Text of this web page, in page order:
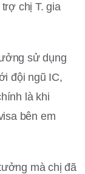
chị T. gia
sử dụng
đội ngũ IC,
là khi
bên em
mà chị đã